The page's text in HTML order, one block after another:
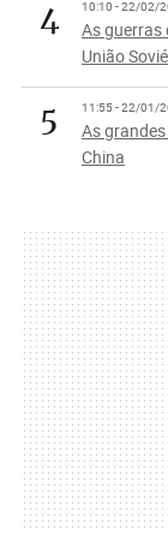
4 10:10 - 22/02/
As guerras
União
5 11:55 - 22/01/
As
China